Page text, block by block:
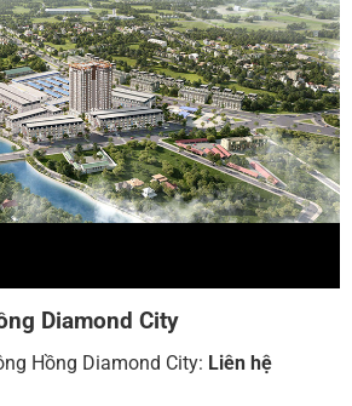
Diamond City
Hồng Diamond City: Liên hệ